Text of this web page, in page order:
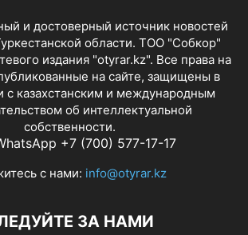
и достоверный источник новостей
области. ТОО "Собкор"
издания "otyrar.kz". Все права на
на сайте, защищены в
с казахстанским и международным
об интеллектуальной
собственности.
+7 (700) 577-17-17
с нами: info@otyrar.kz
ЗА НАМИ